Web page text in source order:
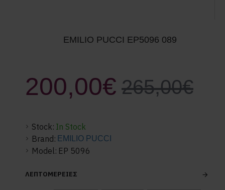
EMILIO PUCCI EP5096 089
Stock: In Stock
Brand: EMILIO PUCCI
Model: EP 5096
200,00€ 265,00€
ΛΕΠΤΟΜΕΡΕΙΕΣ